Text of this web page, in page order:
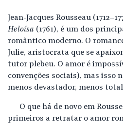
Jean-Jacques Rousseau
Heloísa (1761), é um dos
romântico moderno. O
Julie, aristocrata que se
tutor plebeu. O amor é
convenções sociais), mas isso
menos devastador, menos
O que há de novo em
primeiros a retratar o amor